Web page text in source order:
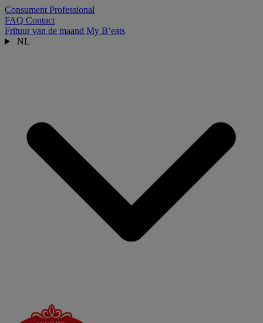
Consument Professional
FAQ Contact
Frituur van de maand My B’eats
NL